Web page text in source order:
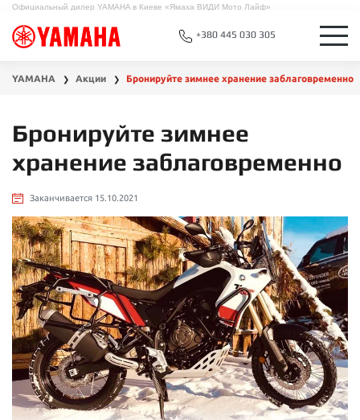
Официальный дилер YAMAHA в Киеве «Ямаха ВИДИ Мото Лайф»
+380 445 030 305
YAMAHA ❯ Акции ❯ Бронируйте зимнее хранение заблаговременно
Бронируйте зимнее
хранение заблаговременно
Заканчивается 15.10.2021